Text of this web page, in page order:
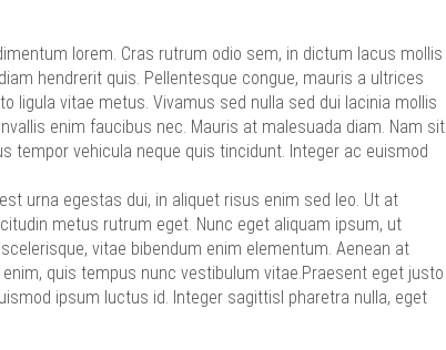
lorem. Cras rutrum odio sem, in dictum lacus mollis
hendrerit quis. Pellentesque congue, mauris a ultrices
ligula vitae metus. Vivamus sed nulla sed dui lacinia mollis
enim faucibus nec. Mauris at malesuada diam. Nam sit
tempor vehicula neque quis tincidunt. Integer ac euismod
urna egestas dui, in aliquet risus enim sed leo. Ut at
metus rutrum eget. Nunc eget aliquam ipsum, ut
vitae bibendum enim elementum. Aenean at
quis tempus nunc vestibulum vitae.Praesent eget justo
ipsum luctus id. Integer sagittisl pharetra nulla, eget